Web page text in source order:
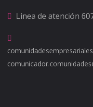
Linea de atención